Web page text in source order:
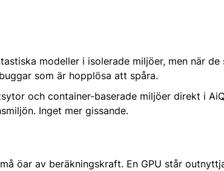
modeller i isolerade miljöer, men när
som är hopplösa att spåra.
och container-baserade miljöer direkt i
Inget mer gissande.
öar av beräkningskraft. En GPU står